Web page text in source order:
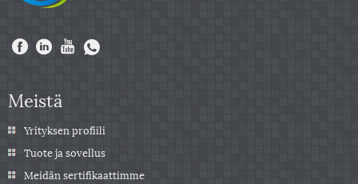
Meistä
Yrityksen profiili
Tuote ja sovellus
Meidän sertifikaattimme